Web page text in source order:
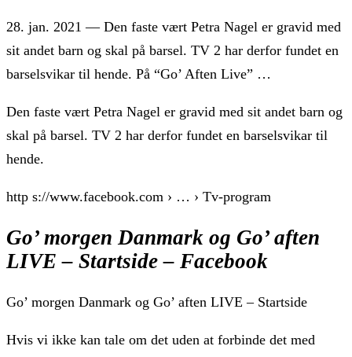
28. jan. 2021 — Den faste vært Petra Nagel er gravid med
sit andet barn og skal på barsel. TV 2 har derfor fundet en
barselsvikar til hende. På “Go’ Aften Live” …
Den faste vært Petra Nagel er gravid med sit andet barn og
skal på barsel. TV 2 har derfor fundet en barselsvikar til
hende.
http s://www.facebook.com › … › Tv-program
Go’ morgen Danmark og Go’ aften
LIVE – Startside – Facebook
Go’ morgen Danmark og Go’ aften LIVE – Startside
Hvis vi ikke kan tale om det uden at forbinde det med